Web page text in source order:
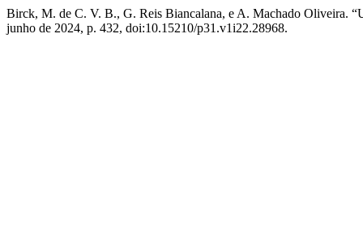
Birck, M. de C. V. B., G. Reis Biancalana, e A. Machado Oliveira.
junho de 2024, p. 432, doi:10.15210/p31.v1i22.28968.